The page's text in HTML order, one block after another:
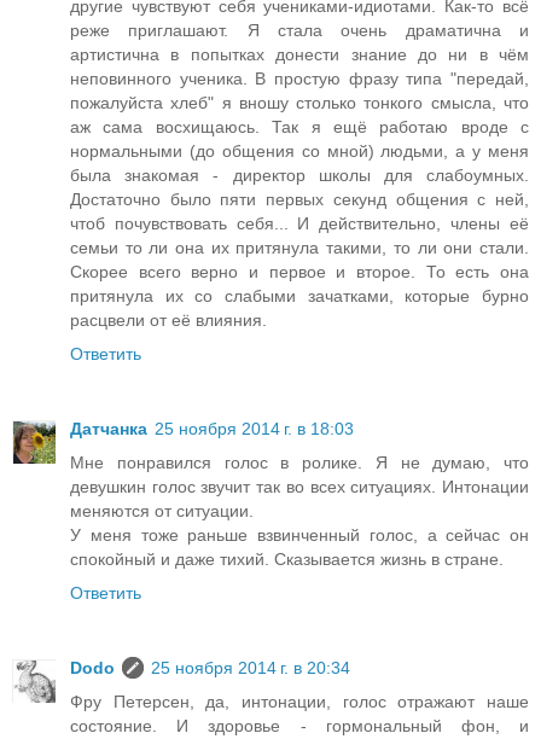
другие чувствуют себя учениками-идиотами. Как-то всё
реже приглашают. Я стала очень драматична и
артистична в попытках донести знание до ни в чём
неповинного ученика. В простую фразу типа "передай,
пожалуйста хлеб" я вношу столько тонкого смысла, что
аж сама восхищаюсь. Так я ещё работаю вроде с
нормальными (до общения со мной) людьми, а у меня
была знакомая - директор школы для слабоумных.
Достаточно было пяти первых секунд общения с ней,
чтоб почувствовать себя... И действительно, члены её
семьи то ли она их притянула такими, то ли они стали.
Скорее всего верно и первое и второе. То есть она
притянула их со слабыми зачатками, которые бурно
расцвели от её влияния.
Ответить
Датчанка 25 ноября 2014 г. в 18:03
Мне понравился голос в ролике. Я не думаю, что
девушкин голос звучит так во всех ситуациях. Интонации
меняются от ситуации.
У меня тоже раньше взвинченный голос, а сейчас он
спокойный и даже тихий. Сказывается жизнь в стране.
Ответить
Dodo
25 ноября 2014 г. в 20:34
Фру Петерсен, да, интонации, голос отражают наше
состояние. И здоровье - гормональный фон, и